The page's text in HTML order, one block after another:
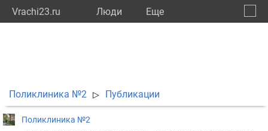
Vrachi23.ru Люди Eще
Поликлиника №2 ▷ Публикации
Поликлиника №2